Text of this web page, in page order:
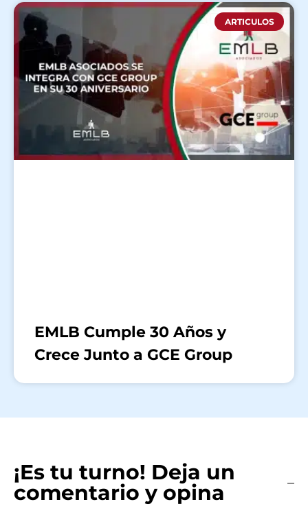
ARTICULOS
EMLB Cumple 30 Años y
Crece Junto a GCE Group
¡Es tu turno! Deja un
comentario y opina